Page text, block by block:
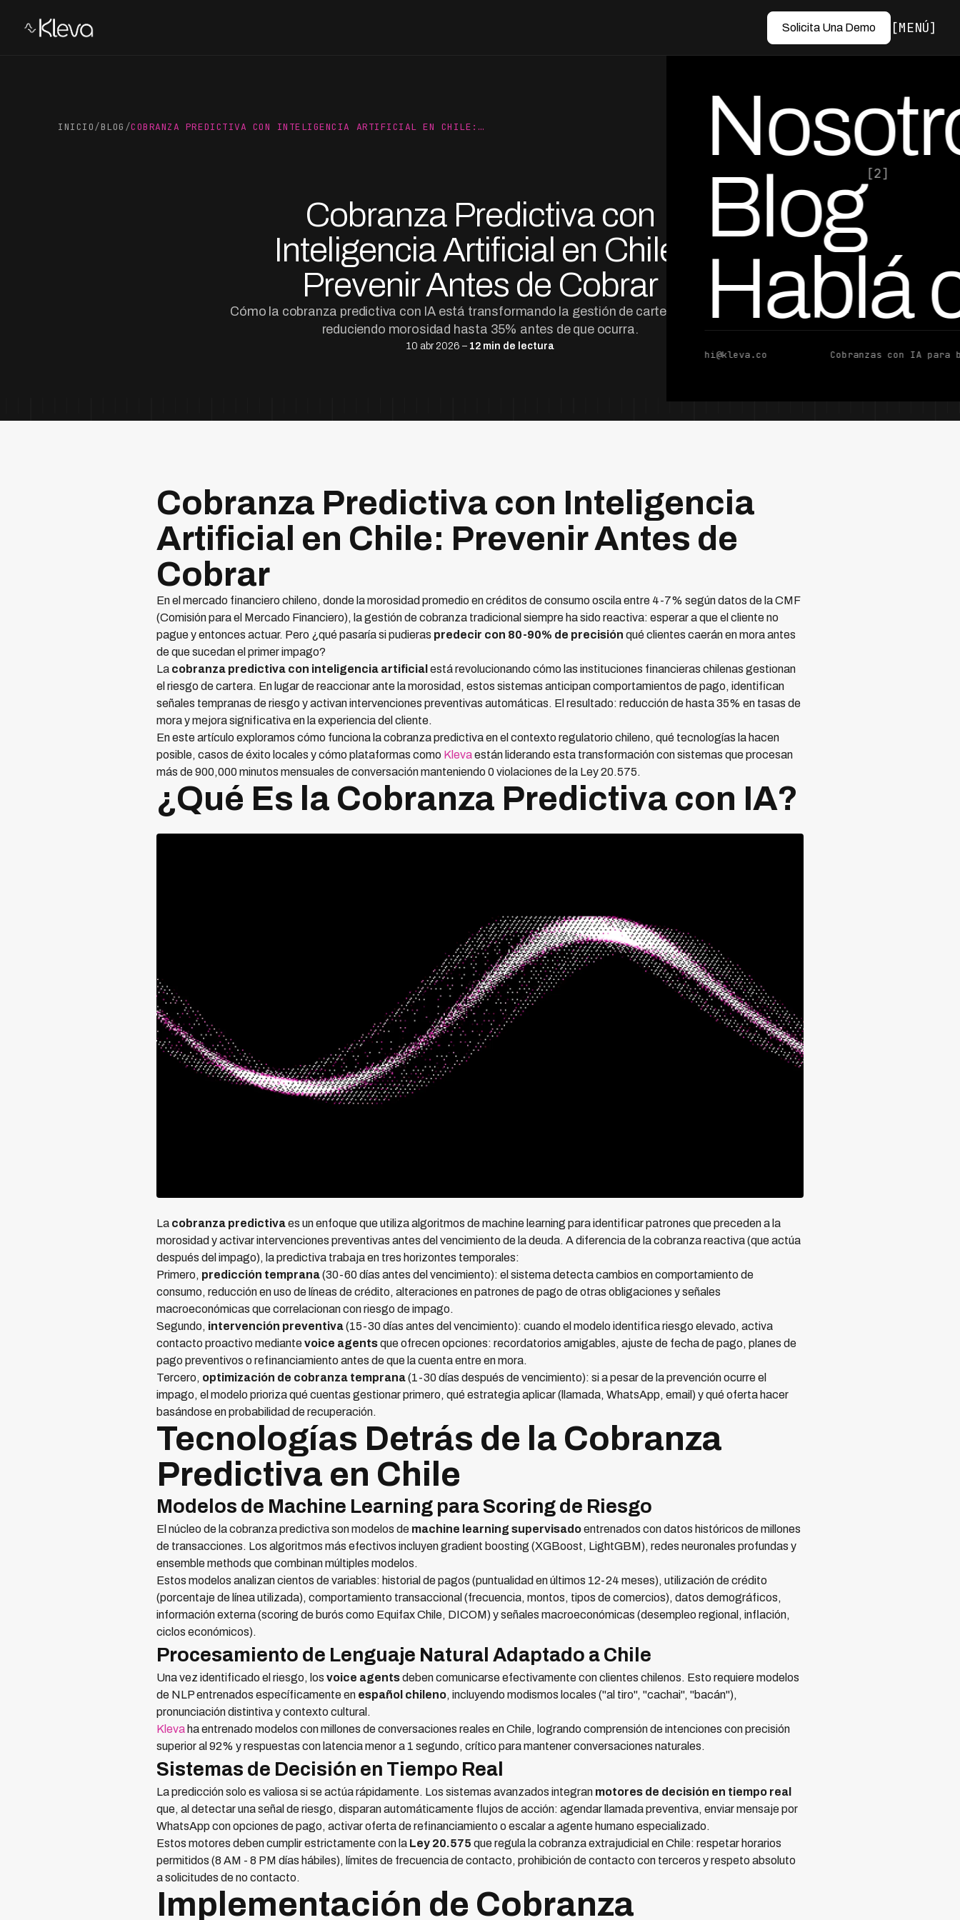
Solicita Una Demo MENÚ
Blog[2]
Hablá
hi@kleva.co Cobranzas con IA para
INICIO/BLOG /COBRANZA PREDICTIVA CON INTELIGENCIA ARTIFICIAL EN CHILE:…
Cobranza Predictiva con
Inteligencia Artificial en Chile:
Prevenir Antes de Cobrar
Cómo la cobranza predictiva con IA está transformando la gestión de cartera en Chile,
reduciendo morosidad hasta 35% antes de que ocurra.
10 abr 2026 – 12 min de lectura
por Ed Escobar
Co-Founder & CEO
Cobranza Predictiva con Inteligencia
Artificial en Chile: Prevenir Antes de
Cobrar
En el mercado financiero chileno, donde la morosidad promedio en créditos de consumo oscila entre 4-7% según datos de la CMF
(Comisión para el Mercado Financiero), la gestión de cobranza tradicional siempre ha sido reactiva: esperar a que el cliente no
pague y entonces actuar. Pero ¿qué pasaría si pudieras predecir con 80-90% de precisión qué clientes caerán en mora antes
de que sucedan el primer impago?
La cobranza predictiva con inteligencia artificial está revolucionando cómo las instituciones financieras chilenas gestionan
el riesgo de cartera. En lugar de reaccionar ante la morosidad, estos sistemas anticipan comportamientos de pago, identifican
señales tempranas de riesgo y activan intervenciones preventivas automáticas. El resultado: reducción de hasta 35% en tasas de
mora y mejora significativa en la experiencia del cliente.
En este artículo exploramos cómo funciona la cobranza predictiva en el contexto regulatorio chileno, qué tecnologías la hacen
posible, casos de éxito locales y cómo plataformas como Klevaestán liderando esta transformación con sistemas que procesan
más de 900,000 minutos mensuales de conversación manteniendo 0 violaciones de la Ley 20.575.
¿Qué Es la Cobranza Predictiva con IA?
La cobranza predictivaes un enfoque que utiliza algoritmos de machine learning para identificar patrones que preceden a la
morosidad y activar intervenciones preventivas antes del vencimiento de la deuda. A diferencia de la cobranza reactiva (que actúa
después del impago), la predictiva trabaja en tres horizontes temporales:
Primero, predicción temprana(30-60 días antes del vencimiento): el sistema detecta cambios en comportamiento de
consumo, reducción en uso de líneas de crédito, alteraciones en patrones de pago de otras obligaciones y señales
macroeconómicas que correlacionan con riesgo de impago.
Segundo, intervención preventiva(15-30 días antes del vencimiento): cuando el modelo identifica riesgo elevado, activa
contacto proactivo mediantevoice agentsque ofrecen opciones: recordatorios amigables, ajuste de fecha de pago, planes de
pago preventivos o refinanciamiento antes de que la cuenta entre en mora.
Tercero, optimización de cobranza temprana(1-30 días después de vencimiento): si a pesar de la prevención ocurre el
impago, el modelo prioriza qué cuentas gestionar primero, qué estrategia aplicar (llamada, WhatsApp, email) y qué oferta hacer
basándose en probabilidad de recuperación.
Tecnologías Detrás de la Cobranza
Predictiva en Chile
Modelos de Machine Learning para Scoring de Riesgo
El núcleo de la cobranza predictiva son modelos de machine learning supervisadoentrenados con datos históricos de millones
de transacciones. Los algoritmos más efectivos incluyen gradient boosting (XGBoost, LightGBM), redes neuronales profundas y
ensemble methods que combinan múltiples modelos.
Estos modelos analizan cientos de variables: historial de pagos (puntualidad en últimos 12-24 meses), utilización de crédito
(porcentaje de línea utilizada), comportamiento transaccional (frecuencia, montos, tipos de comercios), datos demográficos,
información externa (scoring de burós como Equifax Chile, DICOM) y señales macroeconómicas (desempleo regional, inflación,
ciclos económicos).
Procesamiento de Lenguaje Natural Adaptado a Chile
Una vez identificado el riesgo, los voice agentsdeben comunicarse efectivamente con clientes chilenos. Esto requiere modelos
de NLP entrenados específicamente en español chileno, incluyendo modismos locales ("al tiro", "cachai", "bacán"),
pronunciación distintiva y contexto cultural.
Kleva ha entrenado modelos con millones de conversaciones reales en Chile, logrando comprensión de intenciones con precisión
superior al 92% y respuestas con latencia menor a 1 segundo, crítico para mantener conversaciones naturales.
Sistemas de Decisión en Tiempo Real
La predicción solo es valiosa si se actúa rápidamente. Los sistemas avanzados integran motores de decisión en tiempo real
que, al detectar una señal de riesgo, disparan automáticamente flujos de acción: agendar llamada preventiva, enviar mensaje por
WhatsApp con opciones de pago, activar oferta de refinanciamiento o escalar a agente humano especializado.
Estos motores deben cumplir estrictamente con la Ley 20.575 que regula la cobranza extrajudicial en Chile: respetar horarios
permitidos (8 AM - 8 PM días hábiles), límites de frecuencia de contacto, prohibición de contacto con terceros y respeto absoluto
a solicitudes de no contacto.
Implementación de Cobranza